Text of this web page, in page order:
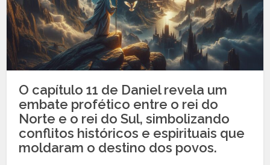
O capítulo 11 de Daniel revela um
embate profético entre o rei do
Norte e o rei do Sul, simbolizando
conflitos históricos e espirituais que
moldaram o destino dos povos.